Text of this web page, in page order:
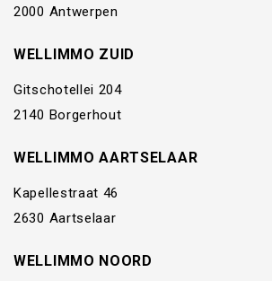
2000 Antwerpen
WELLIMMO ZUID
Gitschotellei 204
2140 Borgerhout
WELLIMMO AARTSELAAR
Kapellestraat 46
2630 Aartselaar
WELLIMMO NOORD